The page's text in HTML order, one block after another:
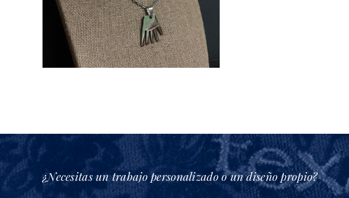
¿Necesitas un trabajo personalizado o un diseño propio?